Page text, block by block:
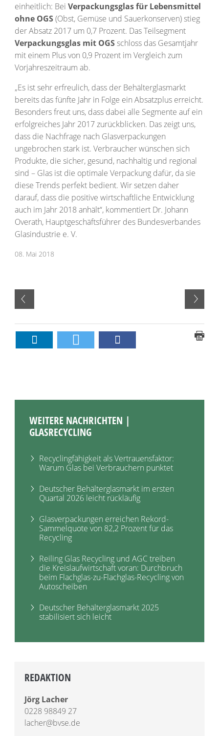
einheitlich: Bei Verpackungsglas für Lebensmittel
ohne OGS(Obst, Gemüse und Sauerkonserven) stieg
der Absatz 2017 um 0,7 Prozent. Das Teilsegment
Verpackungsglas mit OGSschloss das Gesamtjahr
mit einem Plus von 0,9 Prozent im Vergleich zum
Vorjahreszeitraum ab.
„Es ist sehr erfreulich, dass der Behälterglasmarkt
bereits das fünfte Jahr in Folge ein Absatzplus erreicht.
Besonders freut uns, dass dabei alle Segmente auf ein
erfolgreiches Jahr 2017 zurückblicken. Das zeigt uns,
dass die Nachfrage nach Glasverpackungen
ungebrochen stark ist. Verbraucher wünschen sich
Produkte, die sicher, gesund, nachhaltig und regional
sind – Glas ist die optimale Verpackung dafür, da sie
diese Trends perfekt bedient. Wir setzen daher
darauf, dass die positive wirtschaftliche Entwicklung
auch im Jahr 2018 anhält“, kommentiert Dr. Johann
Overath, Hauptgeschäftsführer des Bundesverbandes
Glasindustrie e. V.
08. Mai 2018
WEITERE NACHRICHTEN |
GLASRECYCLING
Recyclingfähigkeit als Vertrauensfaktor:
Warum Glas bei Verbrauchern punktet
Deutscher Behälterglasmarkt im ersten
Quartal 2026 leicht rückläufig
Glasverpackungen erreichen Rekord-
Sammelquote von 82,2 Prozent für das
Recycling
Reiling Glas Recycling und AGC treiben
die Kreislaufwirtschaft voran: Durchbruch
beim Flachglas-zu-Flachglas-Recycling von
Autoscheiben
Deutscher Behälterglasmarkt 2025
stabilisiert sich leicht
REDAKTION
Jörg Lacher
0228 98849 27
lacher@bvse.de